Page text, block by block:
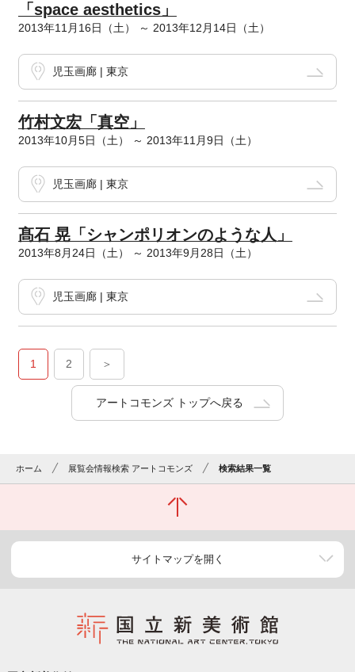
「space aesthetics」
2013年11月16日（土） ～ 2013年12月14日（土）
児玉画廊 | 東京
竹村文宏「真空」
2013年10月5日（土） ～ 2013年11月9日（土）
児玉画廊 | 東京
髙石 晃「シャンポリオンのような人」
2013年8月24日（土） ～ 2013年9月28日（土）
児玉画廊 | 東京
1 2 ＞
アートコモンズ トップへ戻る
ホーム 展覧会情報検索 アートコモンズ 検索結果一覧
サイトマップを開く